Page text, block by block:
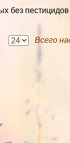
без
Всего